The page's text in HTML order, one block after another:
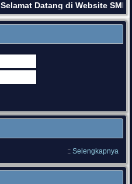
Selamat Datang di Website
:: Selengkapnya